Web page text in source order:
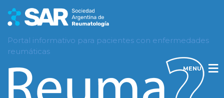
Portal informativo para pacientes con enfermedades
reumáticas
MENU